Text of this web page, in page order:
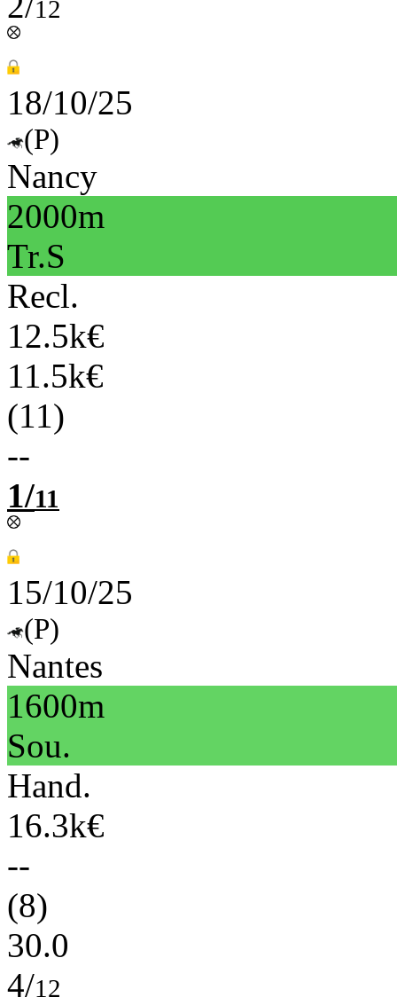
12
18/10/25
(P)
Nancy
2000m
Tr.S
Recl.
12.5k€
11.5k€
(11)
--
1/11
15/10/25
(P)
Nantes
1600m
Sou.
Hand.
16.3k€
--
(8)
30.0
4/12